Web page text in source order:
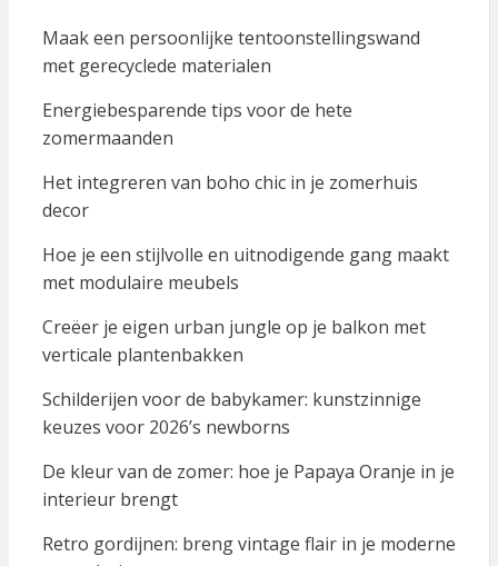
Maak een persoonlijke tentoonstellingswand
met gerecyclede materialen
Energiebesparende tips voor de hete
zomermaanden
Het integreren van boho chic in je zomerhuis
decor
Hoe je een stijlvolle en uitnodigende gang maakt
met modulaire meubels
Creëer je eigen urban jungle op je balkon met
verticale plantenbakken
Schilderijen voor de babykamer: kunstzinnige
keuzes voor 2026’s newborns
De kleur van de zomer: hoe je Papaya Oranje in je
interieur brengt
Retro gordijnen: breng vintage flair in je moderne